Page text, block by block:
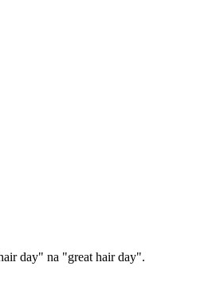
day" na "great hair day".